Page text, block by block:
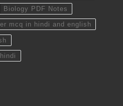
Biology PDF Notes
mcq in hindi and english